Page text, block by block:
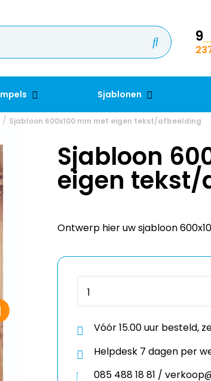
9
Sjablonen
Sjabloon 600x100 mm met eigen tekst/afbeelding
Sjabloon
eigen
Vóór 15.00 uur besteld,
Helpdesk 7 dagen per
085 488 18 81 /